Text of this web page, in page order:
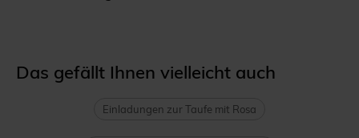
Das gefällt Ihnen vielleicht auch
Einladungen zur Taufe mit Rosa